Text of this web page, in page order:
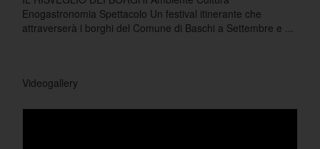
Enogastronomia Spettacolo Un festival itinerante che
attraverserà i borghi del Comune di Baschi a Settembre e ...
Videogallery